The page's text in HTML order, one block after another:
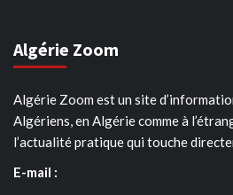
Algérie Zoom
Algérie Zoom est un site
Algériens, en Algérie comme à
l’actualité pratique qui touche
E-mail :